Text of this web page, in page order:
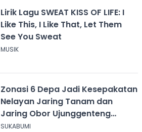
Lirik Lagu SWEAT KISS OF LIFE: I
Like This, I Like That, Let Them
See You Sweat
MUSIK
Zonasi 6 Depa Jadi Kesepakatan
Nelayan Jaring Tanam dan
Jaring Obor Ujunggenteng
Sukabumi
SUKABUMI